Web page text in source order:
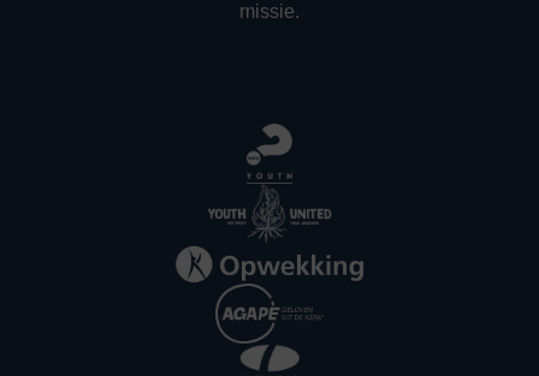
missie.